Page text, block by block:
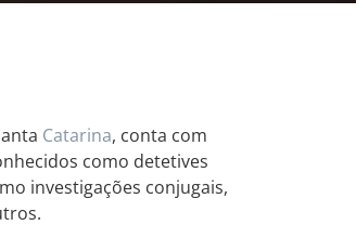
Catarina, conta com
como detetives
investigações conjugais,